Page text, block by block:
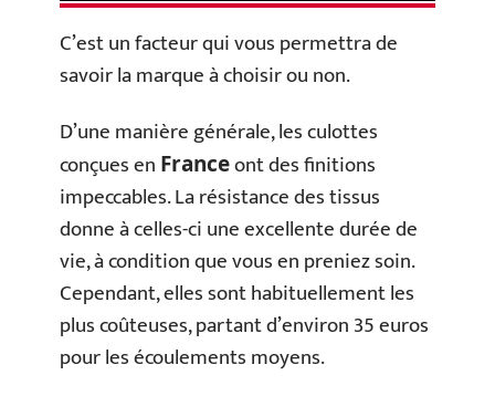
C’est un facteur qui vous permettra de
savoir la marque à choisir ou non.
D’une manière générale, les culottes
conçues en Franceont des finitions
impeccables. La résistance des tissus
donne à celles-ci une excellente durée de
vie, à condition que vous en preniez soin.
Cependant, elles sont habituellement les
plus coûteuses, partant d’environ 35 euros
pour les écoulements moyens.